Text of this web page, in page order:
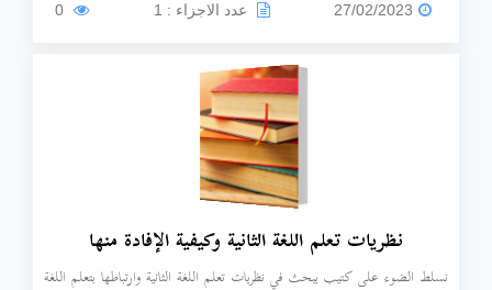
27/02/2023 عدد الاجزاء : 1
نظريات تعلم اللغة الثانية وكيفية الإفادة منها
نسلط الضوء على كتيب يبحث في نظريات تعلم اللغة الثانية وارتباطها بتعلم اللغة